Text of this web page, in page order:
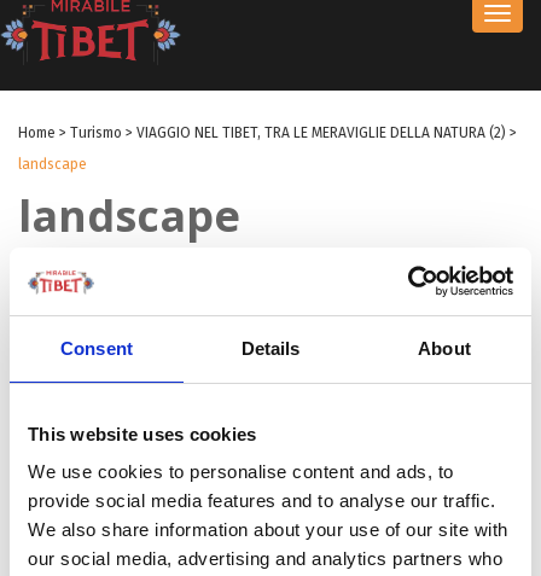
Consent Details About
This website uses cookies
We use cookies to personalise content and ads, to
provide social media features and to analyse our traffic.
We also share information about your use of our site with
our social media, advertising and analytics partners who
Home > Turismo > VIAGGIO NEL TIBET, TRA LE MERAVIGLIE DELLA NATURA (2) >
landscape
landscape